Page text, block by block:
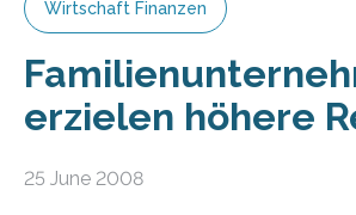
Wirtschaft Finanzen
erzielen höhere
25 June 2008